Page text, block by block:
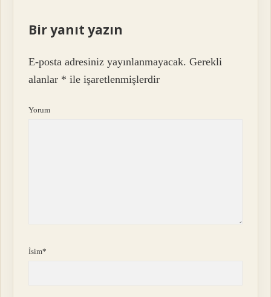
Bir yanıt yazın
E-posta adresiniz yayınlanmayacak. Gerekli
alanlar * ile işaretlenmişlerdir
Yorum
İsim*